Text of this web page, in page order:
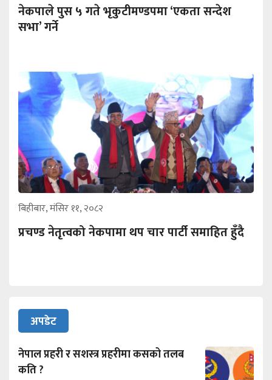
नेकपाले पुस ५ गते भृकुटीमण्डपमा ‘एकता सन्देश
सभा’ गर्ने
बिहीबार, मंसिर ११, २०८२
प्रचण्ड नेतृत्वको नेकपामा थप चार पार्टी समाहित हुँदै
अपडेट
नेपाल प्रहरी र सशस्त्र प्रहरीमा कसको तलब
कति ?